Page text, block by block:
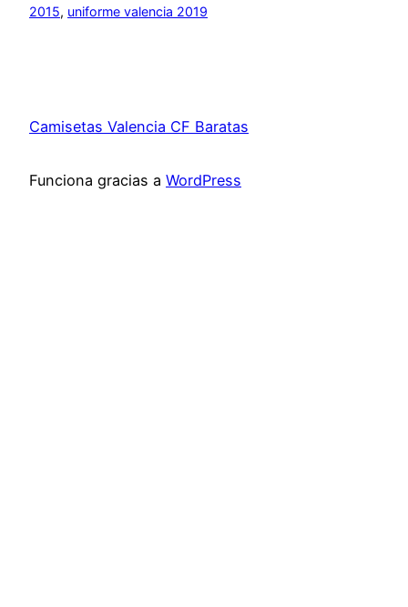
2015, uniforme valencia 2019
Camisetas Valencia CF Baratas
Funciona gracias a WordPress